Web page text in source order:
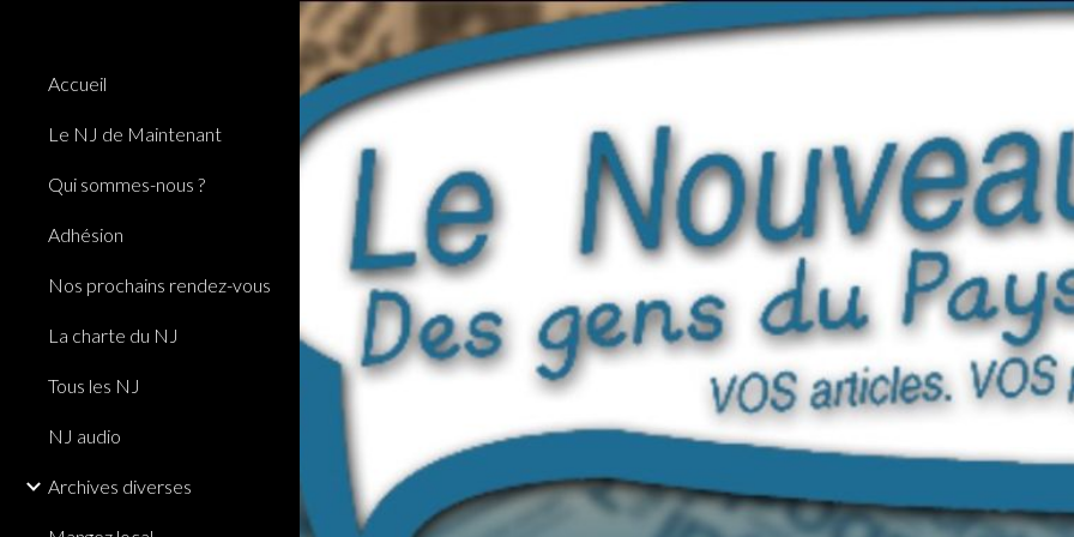
Skip to main content
Accueil
Le NJ de Maintenant
Qui sommes-nous ?
Adhésion
Nos prochains rendez-vous
La charte du NJ
Tous les NJ
NJ audio
Archives diverses